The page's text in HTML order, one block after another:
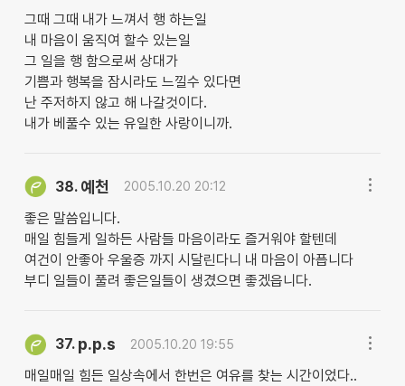
그때 그때 내가 느껴서 행 하는일
내 마음이 움직여 할수 있는일
그 일을 행 함으로써 상대가
기쁨과 행복을 잠시라도 느낄수 있다면
난 주저하지 않고 해 나갈것이다.
내가 베풀수 있는 유일한 사랑이니까.
38. 예천 2005.10.20 20:12
좋은 말씀입니다.
매일 힘들게 일하든 사람들 마음이라도 즐거워야 할텐데
여건이 안좋아 우울증 까지 시달린다니 내 마음이 아픕니다
부디 일들이 풀려 좋은일들이 생겼으면 좋겠읍니다.
37. p.p.s 2005.10.20 19:55
매일매일 힘든 일상속에서 한번은 여유를 찾는 시간이었다..